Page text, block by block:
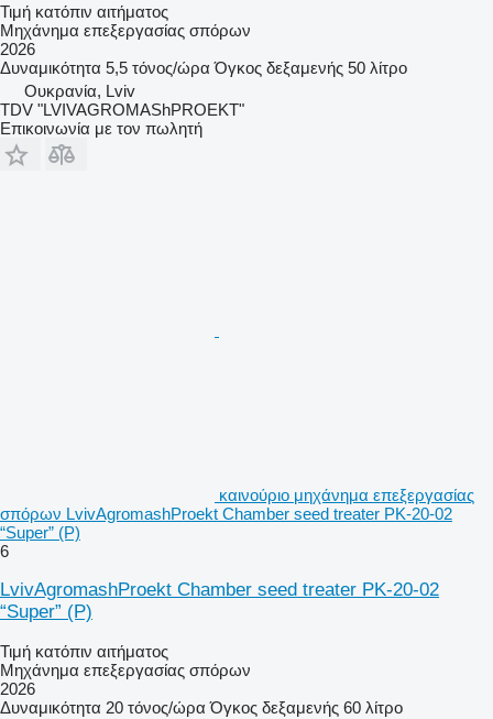
Τιμή κατόπιν αιτήματος
Μηχάνημα επεξεργασίας σπόρων
2026
Δυναμικότητα 5,5 τόνος/ώρα Όγκος δεξαμενής 50 λίτρο
Ουκρανία, Lviv
TDV "LVIVAGROMAShPROEKT"
Επικοινωνία με τον πωλητή
καινούριο μηχάνημα επεξεργασίας
σπόρων LvivAgromashProekt Chamber seed treater PK-20-02
“Super” (P)
6
LvivAgromashProekt Chamber seed treater PK-20-02
“Super” (P)
Τιμή κατόπιν αιτήματος
Μηχάνημα επεξεργασίας σπόρων
2026
Δυναμικότητα 20 τόνος/ώρα Όγκος δεξαμενής 60 λίτρο